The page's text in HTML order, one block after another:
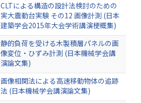
CLTによる構造の設計法検討のための
実大震動台実験 その12 画像計測 (日本
建築学会2015年大会学術講演梗概集)
静的負荷を受ける木製積層パネルの画
像変位・ひずみ計測 (日本機械学会講
演論文集)
画像相関法による高速移動物体の追跡
法 (日本機械学会講演論文集)